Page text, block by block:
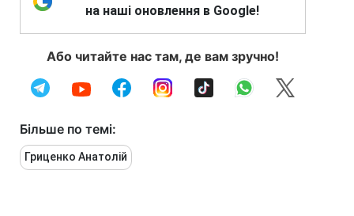
на наші оновлення в Google!
Або читайте нас там, де вам зручно!
Більше по темі:
Гриценко Анатолій